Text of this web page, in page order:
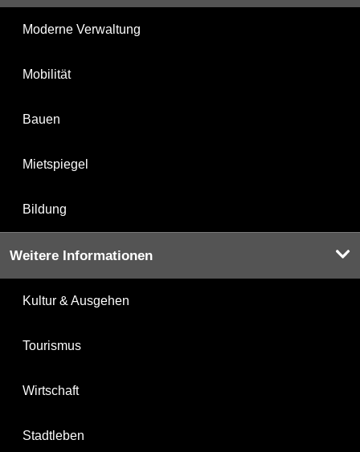
Moderne Verwaltung
Mobilität
Bauen
Mietspiegel
Bildung
Weitere Informationen
Kultur & Ausgehen
Tourismus
Wirtschaft
Stadtleben